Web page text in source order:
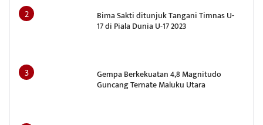
Bima Sakti ditunjuk Tangani Timnas U-
17 di Piala Dunia U-17 2023
Gempa Berkekuatan 4,8 Magnitudo
Guncang Ternate Maluku Utara